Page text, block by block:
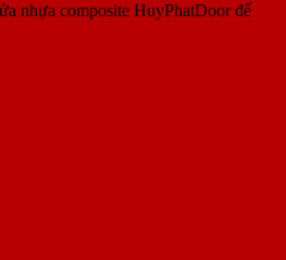
nhựa composite HuyPhatDoor để